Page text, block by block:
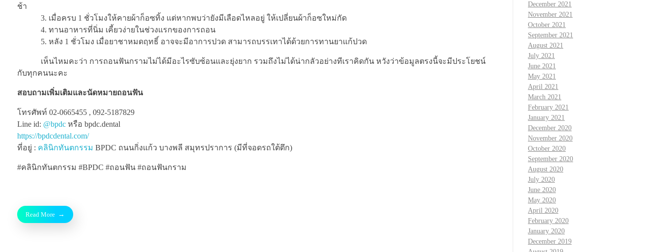
ช้า
3. เมื่อครบ 1 ชั่วโมงให้คายผ้าก็อซทิ้ง แต่หากพบว่ายังมีเลือดไหลอยู่ ให้เปลี่ยนผ้าก็อซใหม่กัด
4. ทานอาหารที่นิ่ม เคี้ยวง่ายในช่วงแรกของการถอน
5. หลัง 1 ชั่วโมง เมื่อยาชาหมดฤทธิ์ อาจจะมีอาการปวด สามารถบรรเทาได้ด้วยการทานยาแก้ปวด
เห็นไหมคะว่า การถอนฟันกรามไม่ได้มีอะไรซับซ้อนและยุ่งยาก รวมถึงไม่ได้น่ากลัวอย่างทีเราคิดกัน หวังว่าข้อมูลตรงนี้จะมีประโยชน์
กับทุกคนนะคะ
สอบถามเพิ่มเติมและนัดหมายถอนฟัน
โทรศัพท์ 02-0665455 , 092-5187829
Line id: @bpdc หรือ bpdc.dental
https://bpdcdental.com/
ที่อยู่ : คลินิกทันตกรรม BPDC ถนนกิ่งแก้ว บางพลี สมุทรปราการ (มีที่จอดรถใต้ตึก)
#คลินิกทันตกรรม #BPDC #ถอนฟัน #ถอนฟันกราม
Read More
December 2021
November 2021
October 2021
September 2021
August 2021
July 2021
June 2021
May 2021
April 2021
March 2021
February 2021
January 2021
December 2020
November 2020
October 2020
September 2020
August 2020
July 2020
June 2020
May 2020
April 2020
February 2020
January 2020
December 2019